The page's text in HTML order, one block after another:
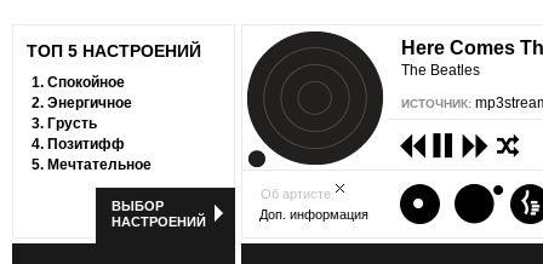
ТОП 5 НАСТРОЕНИЙ
1. Спокойное
2. Энергичное
3. Грусть
4. Позитифф
5. Мечтательное
ВЫБОР
НАСТРОЕНИЙ
Here Comes
The Beatles
ИСТОЧНИК:
Об артисте
Доп. информация